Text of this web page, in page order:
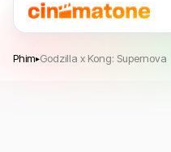
Phim▸Godzilla x Kong: Supernova